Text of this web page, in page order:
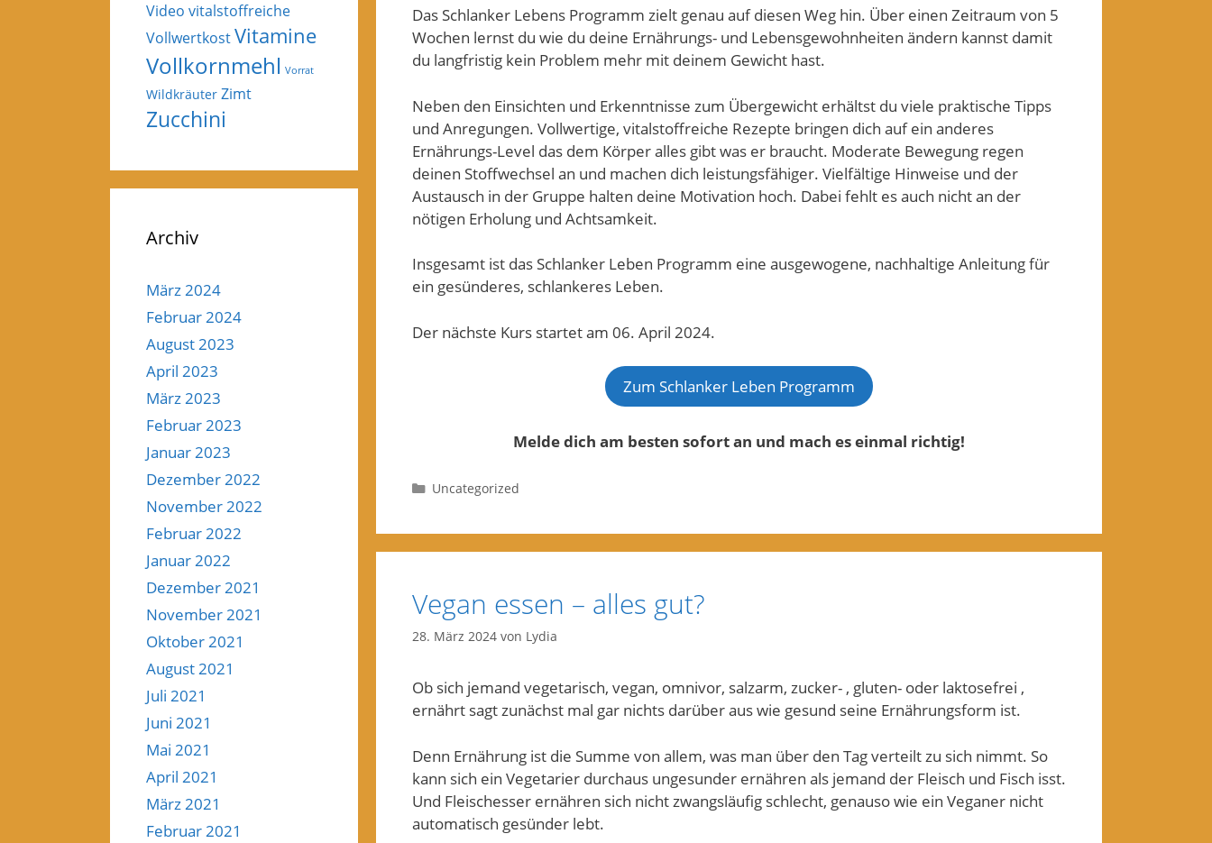
Das Schlanker Lebens Programm zielt genau auf diesen Weg hin. Über einen Zeitraum von 5
Wochen lernst du wie du deine Ernährungs- und Lebensgewohnheiten ändern kannst damit
du langfristig kein Problem mehr mit deinem Gewicht hast.
Neben den Einsichten und Erkenntnisse zum Übergewicht erhältst du viele praktische Tipps
und Anregungen. Vollwertige, vitalstoffreiche Rezepte bringen dich auf ein anderes
Ernährungs-Level das dem Körper alles gibt was er braucht. Moderate Bewegung regen
deinen Stoffwechsel an und machen dich leistungsfähiger. Vielfältige Hinweise und der
Austausch in der Gruppe halten deine Motivation hoch. Dabei fehlt es auch nicht an der
nötigen Erholung und Achtsamkeit.
Insgesamt ist das Schlanker Leben Programm eine ausgewogene, nachhaltige Anleitung für
ein gesünderes, schlankeres Leben.
Der nächste Kurs startet am 06. April 2024.
Zum Schlanker Leben Programm
Melde dich am besten sofort an und mach es einmal richtig!
Kategorien
Uncategorized
Vegan essen – alles gut?
28. März 2024 von Lydia
Ob sich jemand vegetarisch, vegan, omnivor, salzarm, zucker- , gluten- oder laktosefrei ,
ernährt sagt zunächst mal gar nichts darüber aus wie gesund seine Ernährungsform ist.
Denn Ernährung ist die Summe von allem, was man über den Tag verteilt zu sich nimmt. So
kann sich ein Vegetarier durchaus ungesunder ernähren als jemand der Fleisch und Fisch isst.
Und Fleischesser ernähren sich nicht zwangsläufig schlecht, genauso wie ein Veganer nicht
automatisch gesünder lebt.
Video vitalstoffreiche
VollwertkostVitamine
Vollkornmehl Vorrat
Wildkräuter Zimt
Zucchini
Archiv
März 2024
Februar 2024
August 2023
April 2023
März 2023
Februar 2023
Januar 2023
Dezember 2022
November 2022
Februar 2022
Januar 2022
Dezember 2021
November 2021
Oktober 2021
August 2021
Juli 2021
Juni 2021
Mai 2021
April 2021
März 2021
Februar 2021